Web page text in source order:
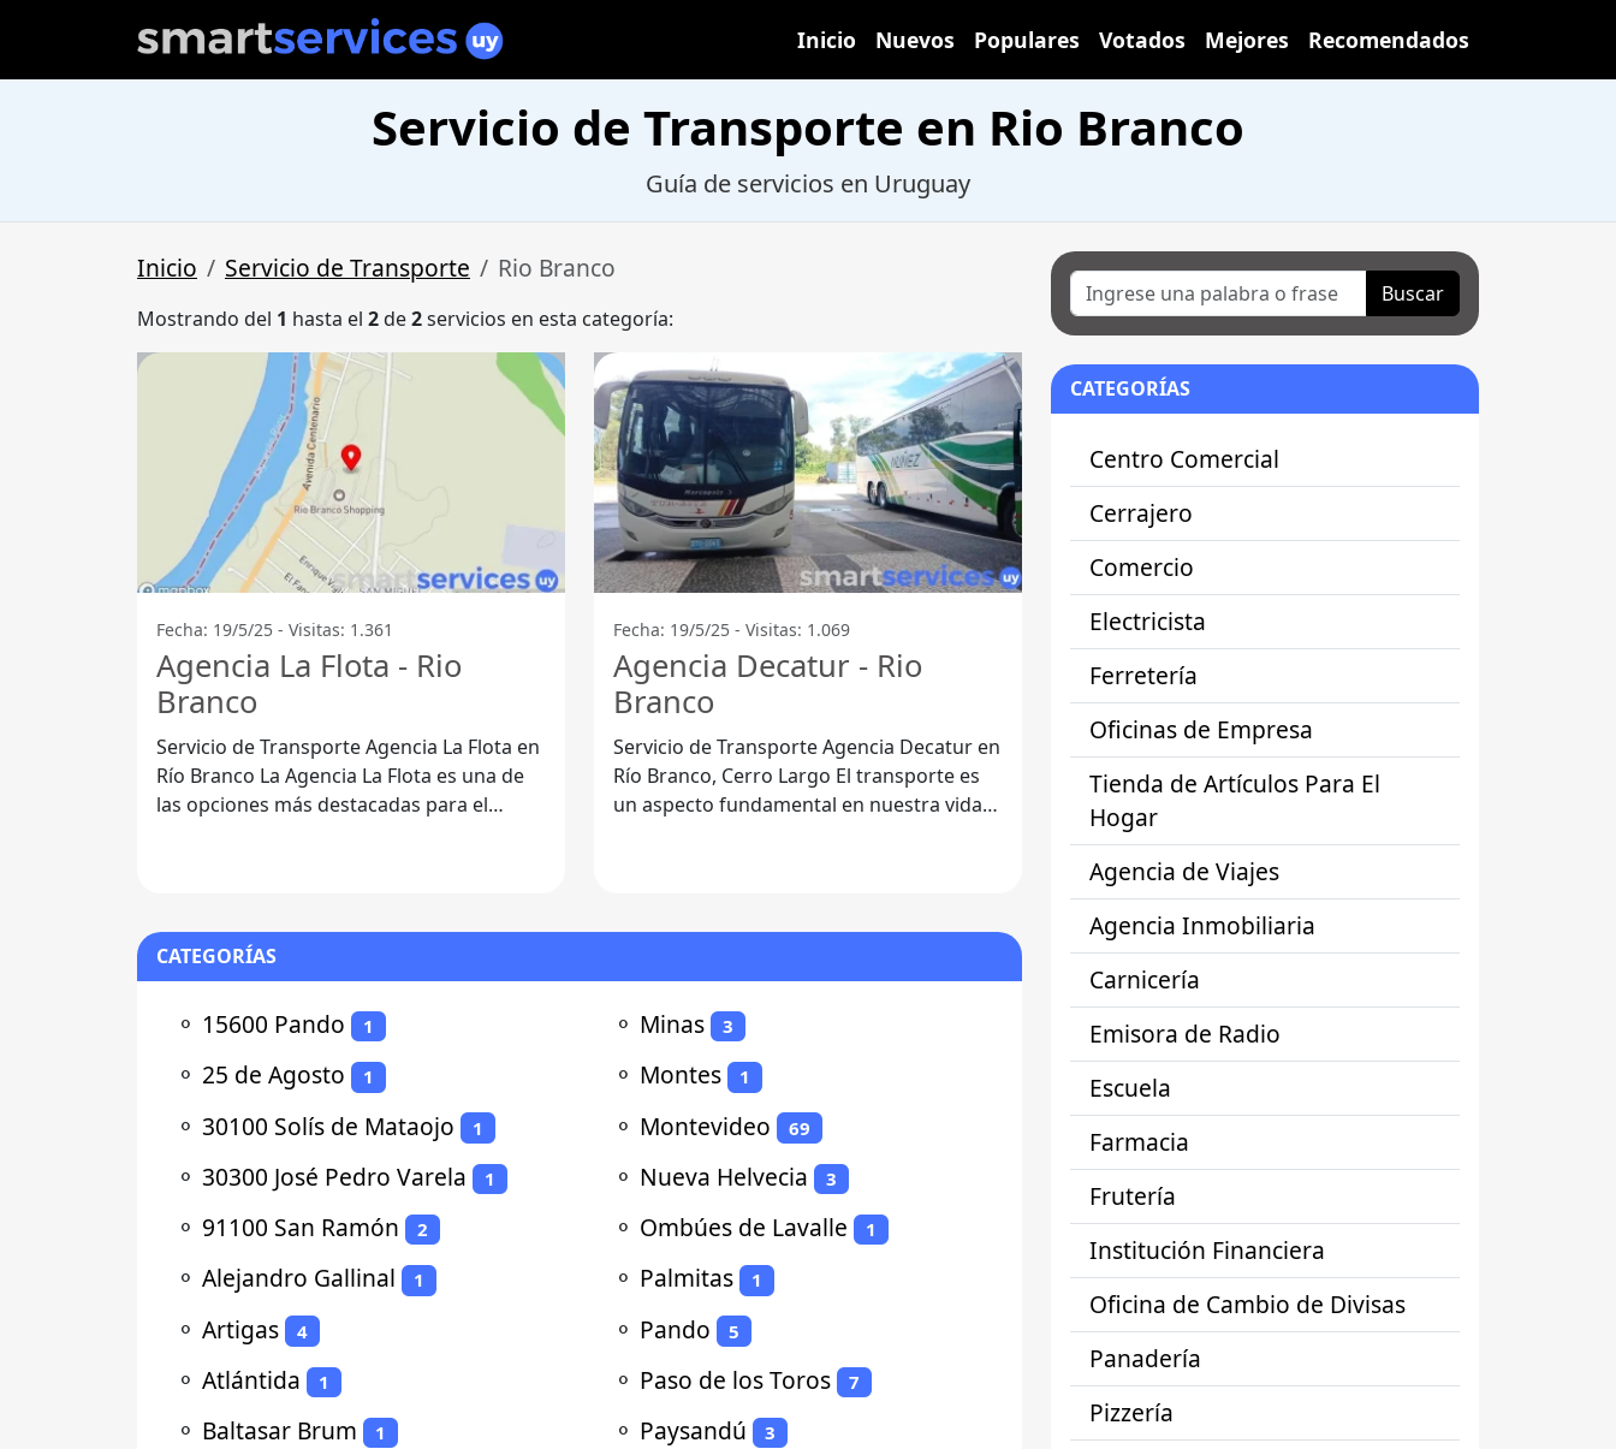
Inicio Nuevos Populares Votados Mejores Recomendados
Servicio de Transporte en Rio Branco
Guía de servicios en Uruguay
Inicio Servicio de Transporte Rio Branco
Mostrando del 1 hasta el 2de2servicios en esta categoría:
Fecha: 19/5/25 - Visitas: 1.361
Agencia La Flota - Rio
Branco
Servicio de Transporte Agencia La Flota en
Río Branco La Agencia La Flota es una de
las opciones más destacadas para el
Fecha: 19/5/25 - Visitas: 1.069
Agencia Decatur - Rio
Branco
Servicio de Transporte Agencia Decatur en
Río Branco, Cerro Largo El transporte es
un aspecto fundamental en nuestra vida
CATEGORÍAS
⚬ 15600 Pando 1
⚬ 25 de Agosto 1
⚬ 30100 Solís de Mataojo 1
⚬ 30300 José Pedro Varela 1
⚬ 91100 San Ramón 2
⚬ Alejandro Gallinal 1
⚬ Artigas 4
⚬ Atlántida 1
⚬ Baltasar Brum 1
⚬ Minas 3
⚬ Montes 1
⚬ Montevideo 69
⚬ Nueva Helvecia 3
⚬ Ombúes de Lavalle 1
⚬ Palmitas 1
⚬ Pando 5
⚬ Paso de los Toros 7
⚬ Paysandú 3
Buscar
CATEGORÍAS
Centro Comercial
Cerrajero
Comercio
Electricista
Ferretería
Oficinas de Empresa
Tienda de Artículos Para El
Hogar
Agencia de Viajes
Agencia Inmobiliaria
Carnicería
Emisora de Radio
Escuela
Farmacia
Frutería
Institución Financiera
Oficina de Cambio de Divisas
Panadería
Pizzería